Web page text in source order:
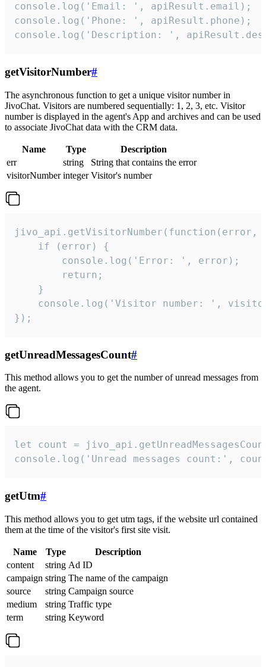
console.log('Email: ', apiResult.email);
console.log('Phone: ', apiResult.phone);
console.log('Description: ',
getVisitorNumber#
The asynchronous function to get a unique visitor number in
JivoChat. Visitors are numbered sequentially: 1, 2, 3, etc. Visitor
number is displayed in the agent's App and archives and can be used
to associate JivoChat data with the CRM data.
Name Type
Description
err
string
String that contains the error
visitorNumber integer Visitor's number
jivo_api.getVisitorNumber(function(error,
    if (error) {
        console.log('Error: ', error);
        return;
    }
console.log('Visitor number: ',
});
getUnreadMessagesCount#
This method allows you to get the number of unread messages from
the agent.
let count =
console.log('Unread messages count:',
getUtm#
This method allows you to get utm tags, if the website url contained
them at the time of the visitor's first site visit.
Name Type
Description
content
string Ad ID
campaign string The name of the campaign
source
string Campaign source
medium
string Traffic type
term
string Keyword